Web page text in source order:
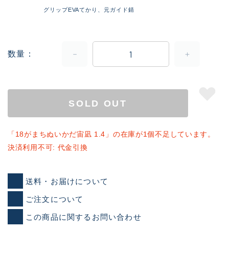
グリップEVAてかり、元ガイド錆
数量
SOLD OUT
「18がまちぬいかだ宙凪 1.4」の在庫が1個不足しています。
決済利用不可: 代金引換
送料・お届けについて
ご注文について
この商品に関するお問い合わせ